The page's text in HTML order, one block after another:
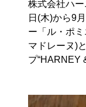
株式会社ハ
日(木)から9
ー「ル・ポ
マドレーヌ)
プ“HARNEY